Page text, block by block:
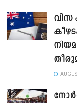
വിസ